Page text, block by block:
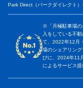
Park Direct（パークダイレクト）
※「月極駐車場の
入をしている不
て、2022年12月
場のシェアリン
びに、2024年11
によるサービス